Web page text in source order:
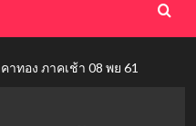
าทอง ภาคเช้า 08 พย 61